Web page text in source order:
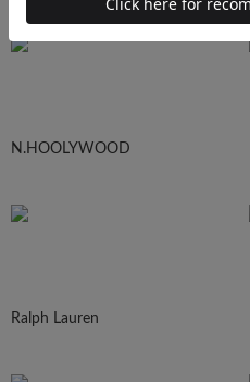
N.HOOLYWOOD
Ralph Lauren